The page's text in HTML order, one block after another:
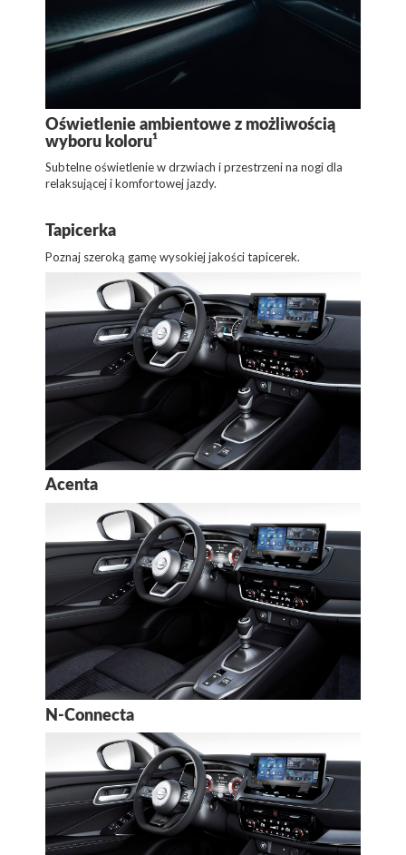
Oświetlenie ambientowe z możliwością
wyboru koloru¹
Subtelne oświetlenie w drzwiach i przestrzeni na nogi dla
relaksującej i komfortowej jazdy.
Tapicerka
Poznaj szeroką gamę wysokiej jakości tapicerek.
Acenta
N-Connecta